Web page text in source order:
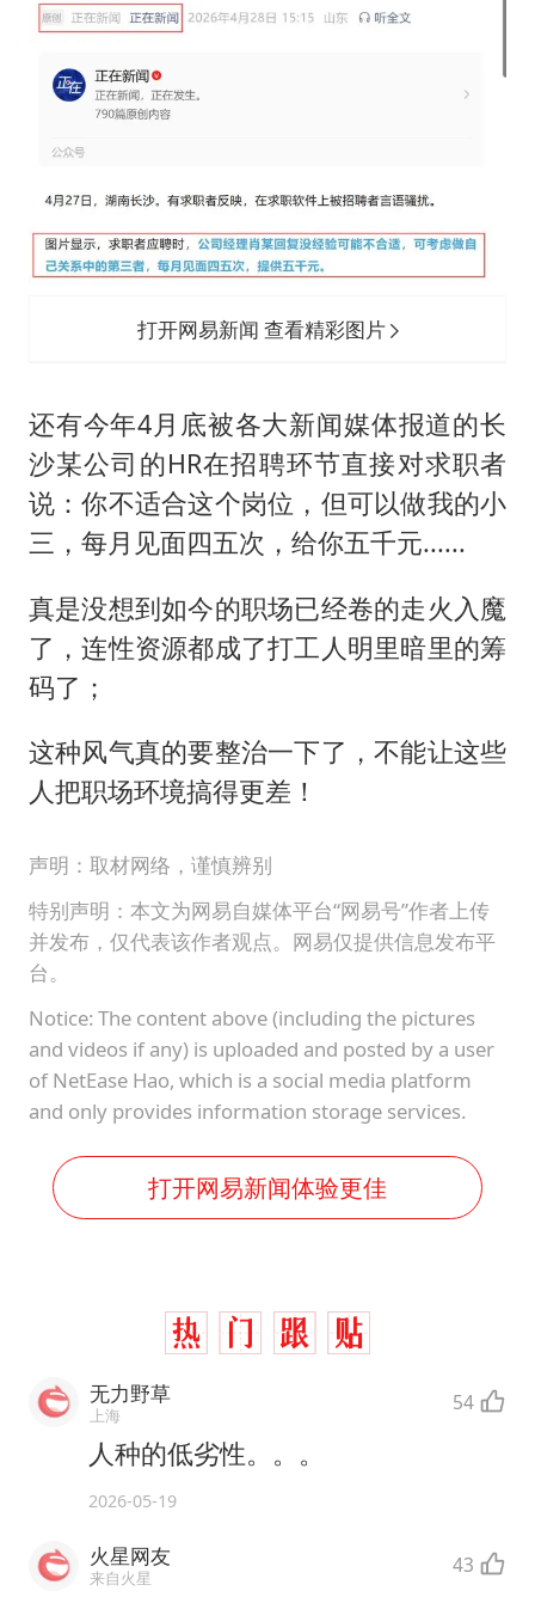
打开网易新闻 查看精彩图片
还有今年4月底被各大新闻媒体报道的长
沙某公司的HR在招聘环节直接对求职者
说：你不适合这个岗位，但可以做我的小
三，每月见面四五次，给你五千元......
真是没想到如今的职场已经卷的走火入魔
了，连性资源都成了打工人明里暗里的筹
码了；
这种风气真的要整治一下了，不能让这些
人把职场环境搞得更差！
声明：取材网络，谨慎辨别
特别声明：本文为网易自媒体平台“网易号”作者上传
并发布，仅代表该作者观点。网易仅提供信息发布平
台。
Notice: The content above (including the pictures
and videos if any) is uploaded and posted by a user
of NetEase Hao, which is a social media platform
and only provides information storage services.
打开网易新闻体验更佳
无力野草
上海 54
人种的低劣性。。。
2026-05-19
火星网友
来自火星 43